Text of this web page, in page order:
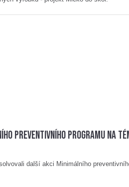
preventivního programu na
další akci Minimálního